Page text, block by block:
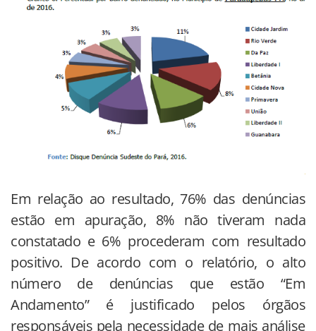
Em relação ao resultado, 76% das denúncias
estão em apuração, 8% não tiveram nada
constatado e 6% procederam com resultado
positivo. De acordo com o relatório, o alto
número de denúncias que estão “Em
Andamento” é justificado pelos órgãos
responsáveis pela necessidade de mais análise